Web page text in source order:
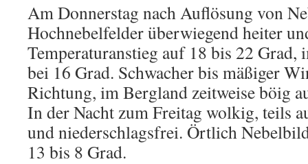
Am Donnerstag nach Auflösung von
Hochnebelfelder überwiegend heiter
Temperaturanstieg auf 18 bis 22 Grad,
bei 16 Grad. Schwacher bis mäßiger
Richtung, im Bergland zeitweise böig
In der Nacht zum Freitag wolkig, teils
und niederschlagsfrei. Örtlich
13 bis 8 Grad.